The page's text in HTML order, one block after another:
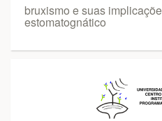
bruxismo e suas
estomatognático